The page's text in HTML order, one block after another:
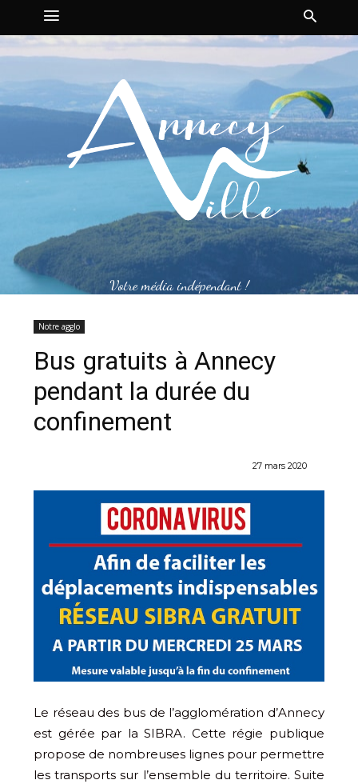
Votre média indépendant !
Notre agglo
Bus gratuits à Annecy
pendant la durée du
confinement
27 mars 2020
Le réseau des bus de l’agglomération d’Annecy
est gérée par la SIBRA. Cette régie publique
propose de nombreuses lignes pour permettre
les transports sur l’ensemble du territoire. Suite